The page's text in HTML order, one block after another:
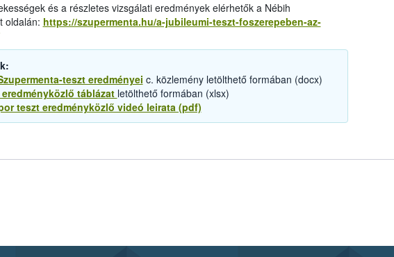
és a részletes vizsgálati eredmények elérhetők a Nébih
oldalán: https://szupermenta.hu/a-jubileumi-teszt-foszerepeben-az-
teszt eredményei c. közlemény letölthető formában (docx)
táblázat letölthető formában (xlsx)
teszt eredményközlő videó leirata (pdf)